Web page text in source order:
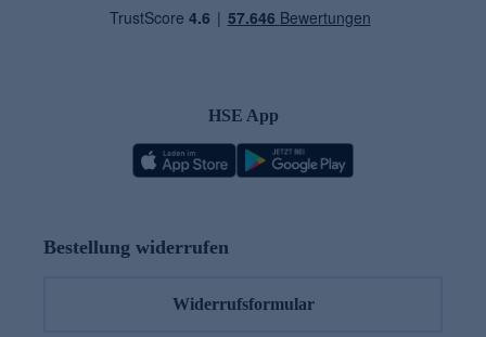
HSE App
Bestellung widerrufen
Widerrufsformular